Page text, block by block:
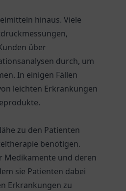
hinaus. Viele
über
durch, um
In einigen Fällen
leichten Erkrankungen
zu den Patienten
benötigen.
Medikamente und deren
sie Patienten dabei
Erkrankungen zu